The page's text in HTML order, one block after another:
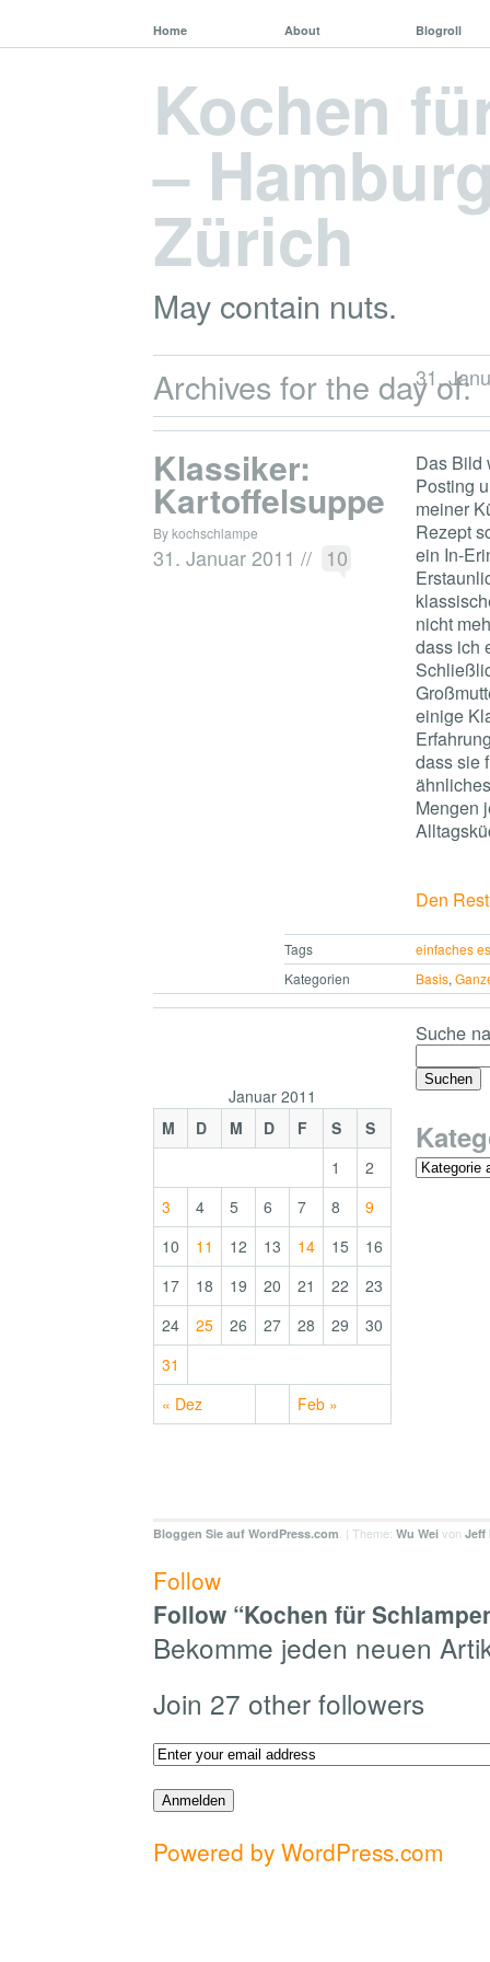
Home About Blogroll
Kochen
–
Zürich
May contain nuts.
Archives for the day of:
31.
Klassiker:
Kartoffelsuppe
By kochschlampe
31. Januar 2011 // 10
Das Bild
Posting
meiner
Rezept
ein In-
nicht
dass ich
einige
dass sie
Mengen
Den
Tags
einfaches
Kategorien
Basis,
Januar 2011
M
D M D F S S
« Dez Feb »
1
2
3
4 5 6 7 8
9
10
11 12 13 14 15
16
17
18 19 20 21 22
23
24
25 26 27 28 29
30
31
Suche
Bloggen Sie auf WordPress.com. | Theme: Wu Wei von Jeff
Follow
Follow “Kochen für
Bekomme jeden neuen
Join 27 other followers
Powered by WordPress.com